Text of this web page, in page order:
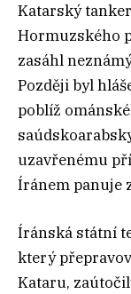
Katarský
Hormuzského
zasáhl
Později byl
poblíž
uzavřenému
Íránem panuje
Íránská státní
který
Kataru,